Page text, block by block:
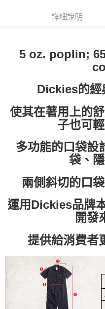
付款後全家取貨
7-11取貨付款
每筆NT$60，滿NT$399(含以
付款後門市自取
免運費
詳細說明
5 oz. poplin;
Dickies的經
使其在著用上的
子也可
多功能的口袋設
袋、
兩側斜切的口
運用Dickies品牌
開發
提供給消費者